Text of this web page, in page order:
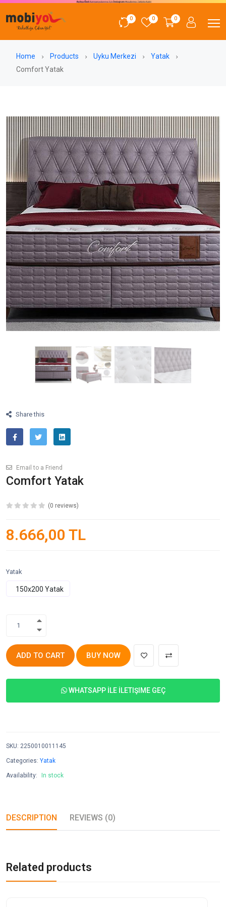
0 0 0
Home Products Uyku Merkezi
Yatak
Comfort Yatak
Share this
Email to a Friend
Comfort Yatak
(0 reviews)
8.666,00 TL
Yatak
1
ADD TO CART BUY NOW
WHATSAPP İLE İLETIŞIME GEÇ
SKU: 2250010011145
Categories: Yatak
Availability: In stock
DESCRIPTION REVIEWS (0)
Related products